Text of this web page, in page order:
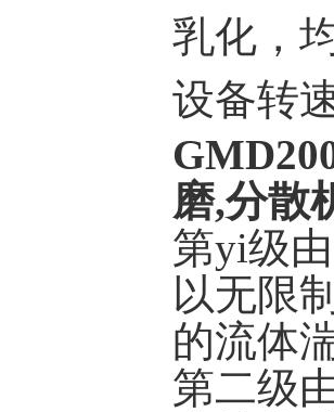
乳化，
设备转
磨,分散
第yi级
以无限
的流体
第二级